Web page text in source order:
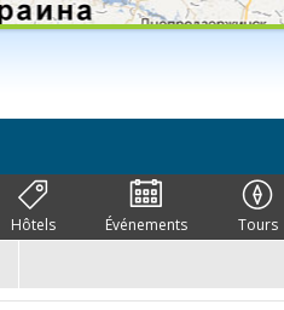
Hôtels Événements Tours